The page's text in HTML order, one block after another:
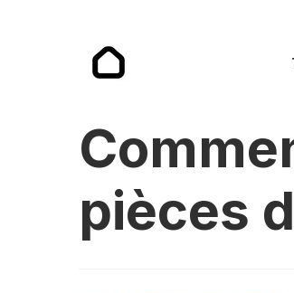
pièces